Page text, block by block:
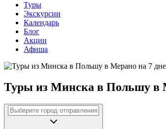
Туры
Экскурсии
Календарь
Блог
Акции
Афиша
Туры из Минска в Польшу в